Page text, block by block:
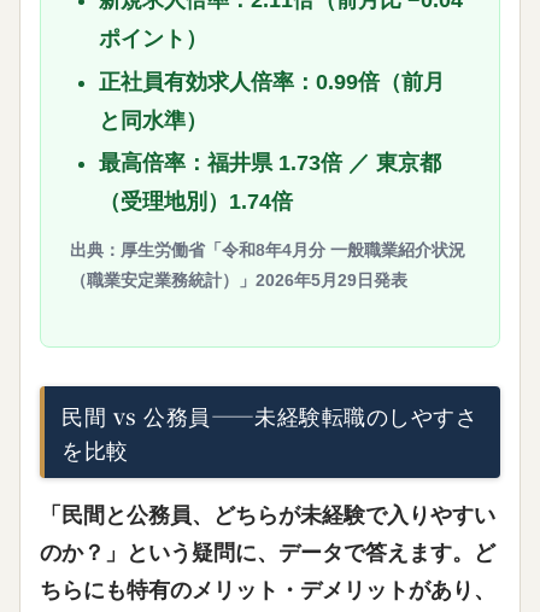
ポイント）
正社員有効求人倍率：0.99倍（前月
と同水準）
最高倍率：福井県 1.73倍 ／ 東京都
（受理地別）1.74倍
出典：厚生労働省「令和8年4月分 一般職業紹介状況
（職業安定業務統計）」2026年5月29日発表
民間 vs 公務員——未経験転職のしやすさ
を比較
「民間と公務員、どちらが未経験で入りやすい
のか？」という疑問に、データで答えます。ど
ちらにも特有のメリット・デメリットがあり、